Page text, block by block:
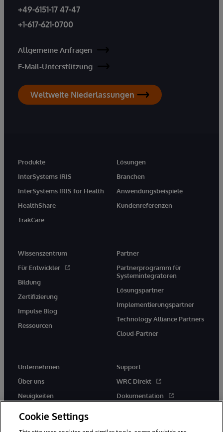
+49-6151-17 47-47
+1-617-621-0700
Allgemeine Anfragen
E-Mail-Unterstützung
Weltweite Niederlassungen
Produkte
InterSystems IRIS
InterSystems IRIS for Health
HealthShare
TrakCare
Lösungen
Branchen
Anwendungsbeispiele
Kundenreferenzen
Wissenszentrum
Für Entwickler
Bildung
Zertifizierung
Impulse Blog
Ressourcen
Partner
Partnerprogramm für
Systemintegratoren
Lösungspartner
Implementierungspartner
Technology Alliance Partners
Cloud-Partner
Unternehmen
Über uns
Neuigkeiten
Support
WRC Direkt
Dokumentation
Cookie Settings